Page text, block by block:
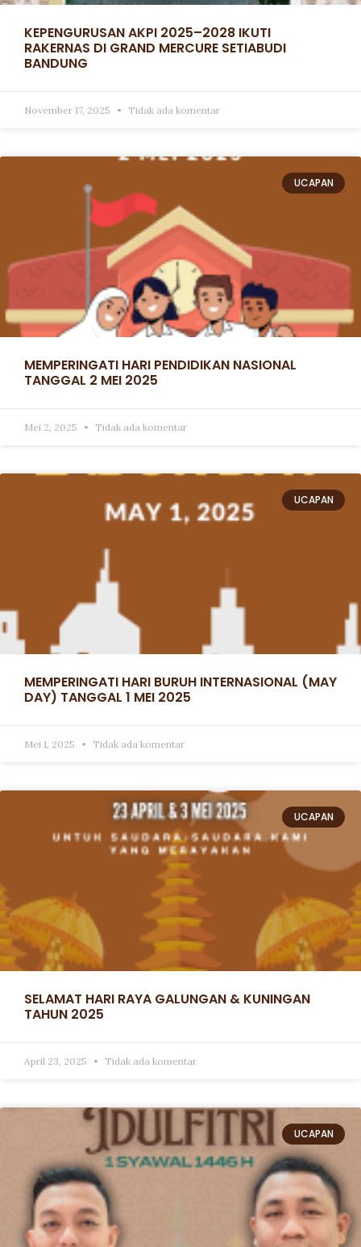
KEPENGURUSAN AKPI 2025–2028 IKUTI
RAKERNAS DI GRAND MERCURE SETIABUDI
BANDUNG
November 17, 2025 Tidak ada komentar
UCAPAN
MEMPERINGATI HARI PENDIDIKAN NASIONAL
TANGGAL 2 MEI 2025
Mei 2, 2025 Tidak ada komentar
UCAPAN
MEMPERINGATI HARI BURUH INTERNASIONAL (MAY
DAY) TANGGAL 1 MEI 2025
Mei 1, 2025 Tidak ada komentar
UCAPAN
SELAMAT HARI RAYA GALUNGAN & KUNINGAN
TAHUN 2025
April 23, 2025 Tidak ada komentar
UCAPAN